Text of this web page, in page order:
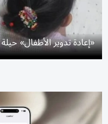
«إعادة تدوير الأطفال»